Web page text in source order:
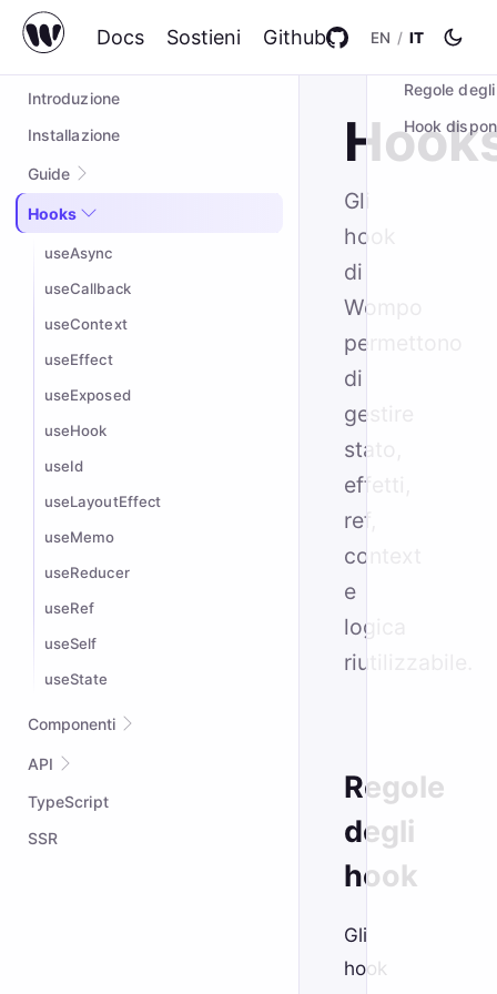
Docs Sostieni Github EN / IT
wompo@2.0.5
Introduzione
Installazione
Guide
Quick start
Esempio completo
Styling
Custom hooks
Hooks
useAsync
useCallback
useContext
useEffect
useExposed
useHook
useId
useLayoutEffect
useMemo
useReducer
useRef
useSelf
useState
Componenti
Suspense
API
attrs
createContext
TypeScript
SSR
Gli
hook
di
Wompo
permettono
di
gestire
stato,
effetti,
ref,
context
e
logica
riutilizzabile.
Regole
degli
hook
Gli
hook
IN QUESTA
Regole
Hook